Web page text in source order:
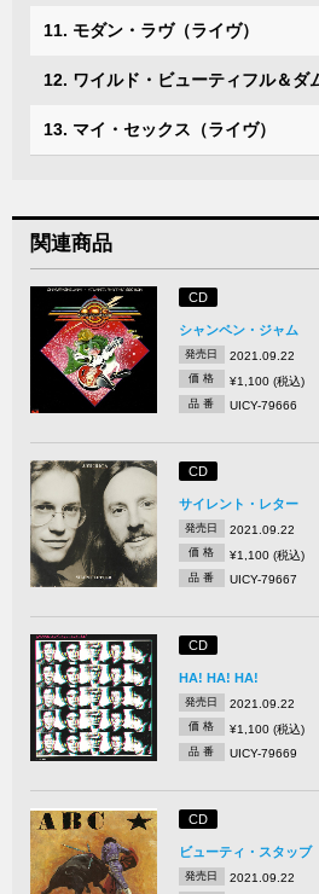
11. モダン・ラヴ（ライヴ）
12. ワイルド・ビューティフル＆ダ
13. マイ・セックス（ライヴ）
関連商品
CD
シャンペン・ジャム
発売日 2021.09.22
価 格 ¥1,100 (税込)
品 番 UICY-79666
CD
サイレント・レター
発売日 2021.09.22
価 格 ¥1,100 (税込)
品 番 UICY-79667
CD
HA! HA! HA!
発売日 2021.09.22
価 格 ¥1,100 (税込)
品 番 UICY-79669
CD
ビューティ・スタッブ
発売日 2021.09.22